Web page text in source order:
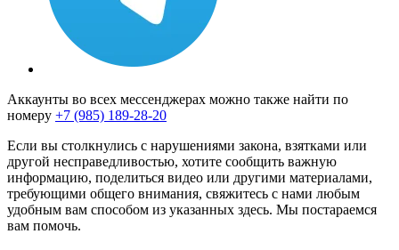
Аккаунты во всех мессенджерах можно также найти по
номеру +7 (985) 189-28-20
Если вы столкнулись с нарушениями закона, взятками или
другой несправедливостью, хотите сообщить важную
информацию, поделиться видео или другими материалами,
требующими общего внимания, свяжитесь с нами любым
удобным вам способом из указанных здесь. Мы постараемся
вам помочь.